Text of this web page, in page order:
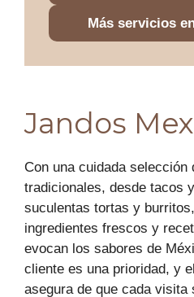
Más servicios
Jandos
Con una cuidada selección
tradicionales, desde tacos
suculentas tortas y
ingredientes frescos y
evocan los sabores de
cliente es una prioridad, y
asegura de que cada visita